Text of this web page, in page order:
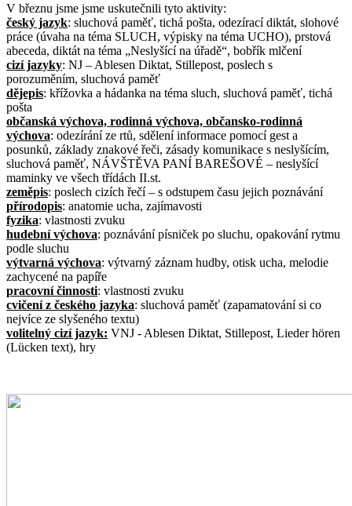
V březnu jsme jsme uskutečnili tyto aktivity:
český jazyk: sluchová paměť, tichá pošta, odezírací diktát, slohové
práce (úvaha na téma SLUCH, výpisky na téma UCHO), prstová
abeceda, diktát na téma „Neslyšící na úřadě“, bobřík mlčení
cizí jazyky: NJ – Ablesen Diktat, Stillepost, poslech s
porozuměním, sluchová paměť
dějepis: křížovka a hádanka na téma sluch, sluchová paměť, tichá
pošta
občanská výchova, rodinná výchova, občansko-rodinná
výchova: odezírání ze rtů, sdělení informace pomocí gest a
posunků, základy znakové řeči, zásady komunikace s neslyšícím,
sluchová paměť, NÁVŠTĚVA PANÍ BAREŠOVÉ – neslyšící
maminky ve všech třídách II.st.
zeměpis: poslech cizích řečí – s odstupem času jejich poznávání
přírodopis: anatomie ucha, zajímavosti
fyzika: vlastnosti zvuku
hudební výchova: poznávání písniček po sluchu, opakování rytmu
podle sluchu
výtvarná výchova: výtvarný záznam hudby, otisk ucha, melodie
zachycené na papíře
pracovní činnosti: vlastnosti zvuku
cvičení z českého jazyka: sluchová paměť (zapamatování si co
nejvíce ze slyšeného textu)
volitelný cizí jazyk: VNJ - Ablesen Diktat, Stillepost, Lieder hören
(Lücken text), hry